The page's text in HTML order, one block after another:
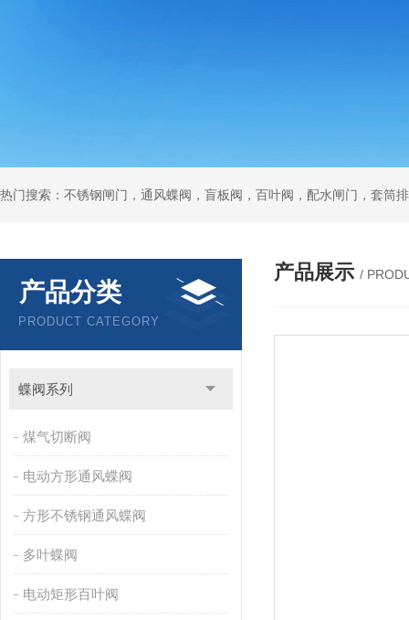
热门搜索：不锈钢闸门，通风蝶阀，盲板阀，百叶阀，配水闸门，套筒
产品分类
PRODUCT CATEGORY
蝶阀系列
煤气切断阀
电动方形通风蝶阀
方形不锈钢通风蝶阀
多叶蝶阀
电动矩形百叶阀
产品展示 /